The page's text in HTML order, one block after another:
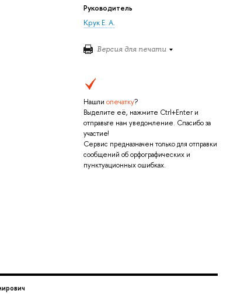
Руководитель
Крук Е. А.
Версия для печати
Нашли опечатку?
Выделите её, нажмите Ctrl+Enter и
отправьте нам уведомление. Спасибо за
участие!
Сервис предназначен только для отправки
сообщений об орфографических и
пунктуационных ошибках.